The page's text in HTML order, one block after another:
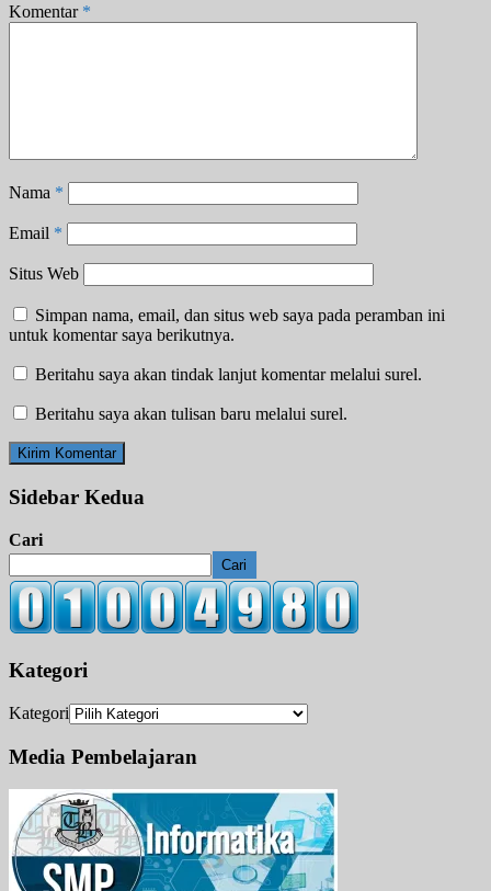
Komentar *
Nama *
Email *
Situs Web
Simpan nama, email, dan situs web saya pada peramban ini
untuk komentar saya berikutnya.
Beritahu saya akan tindak lanjut komentar melalui surel.
Beritahu saya akan tulisan baru melalui surel.
Sidebar Kedua
Cari
Cari
Kategori
Kategori
Media Pembelajaran